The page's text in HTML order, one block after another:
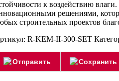
к воздействию
решениями,
строительных проектов
R-KEM-II-300-SET
Отправить Сохранить